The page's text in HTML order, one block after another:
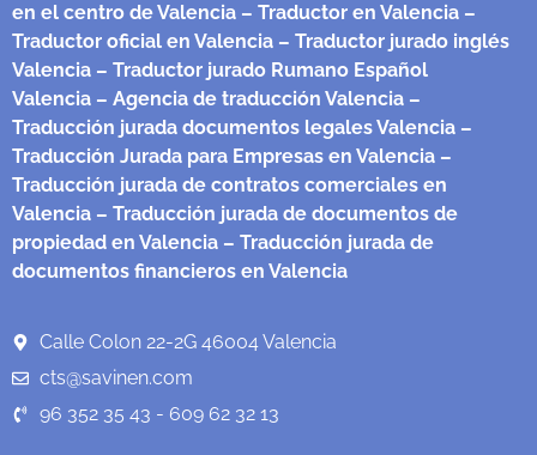
en el centro de Valencia – Traductor en Valencia –
Traductor oficial en Valencia – Traductor jurado inglés
Valencia – Traductor jurado Rumano Español
Valencia – Agencia de traducción Valencia –
Traducción jurada documentos legales Valencia –
Traducción Jurada para Empresas en Valencia –
Traducción jurada de contratos comerciales en
Valencia – Traducción jurada de documentos de
propiedad en Valencia – Traducción jurada de
documentos financieros en Valencia
Calle Colon 22-2G 46004 Valencia
cts@savinen.com
96 352 35 43 - 609 62 32 13